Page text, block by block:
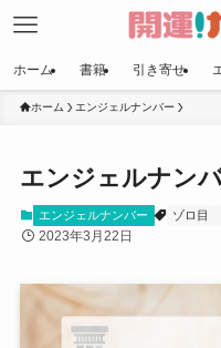
ホーム 書籍 引き寄せ
ホーム エンジェルナンバー
エンジェルナン
エンジェルナンバー ゾロ目
2023年3月22日